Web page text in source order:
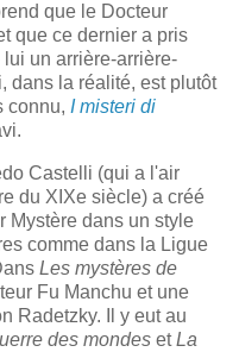
que le Docteur
que ce dernier a pris
un arrière-arrière-
dans la réalité, est plutôt
connu, I misteri di
Castelli (qui a l'air
du XIXe siècle) a créé
Mystère dans un style
comme dans la Ligue
Les mystères de
Fu Manchu et une
Radetzky. Il y eut au
des mondes etLa